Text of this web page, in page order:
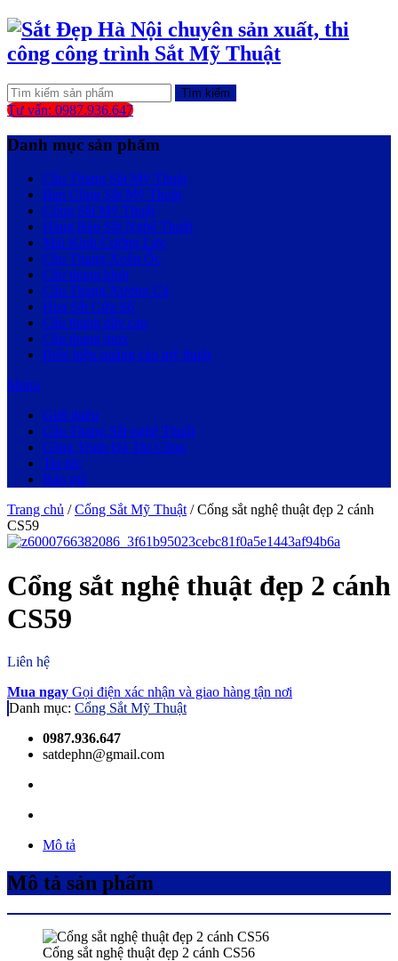
Tìm kiếm
Tư vấn: 0987.936.647
Danh mục sản phẩm
Cầu Thang Sắt Mỹ Thuật
Ban Công Sắt Mỹ Thuật
Cổng Sắt Mỹ Thuật
Hàng Rào Sắt Nghệ Thuật
Mái Kính Cường Lực
Cầu Thang Xoắn Ốc
Cầu thang kính
Cầu Thang Xương Cá
Hoa Sắt Cửa Sổ
Cầu thang dây cáp
Cầu thang inox
Biển hiệu quảng cáo mỹ thuật
Menu
Giới thiệu
Cầu Thang Sắt nghệ Thuật
Công Trình Đã Thi Công
Tin tức
Báo giá
Trang chủ /Cổng Sắt Mỹ Thuật / Cổng sắt nghệ thuật đẹp 2 cánh
CS59
Cổng sắt nghệ thuật đẹp 2 cánh
CS59
Liên hệ
Mua ngay Gọi điện xác nhận và giao hàng tận nơi
Danh mục: Cổng Sắt Mỹ Thuật
0987.936.647
satdephn@gmail.com
Mô tả
Mô tả sản phẩm
Cổng sắt nghệ thuật đẹp 2 cánh CS56